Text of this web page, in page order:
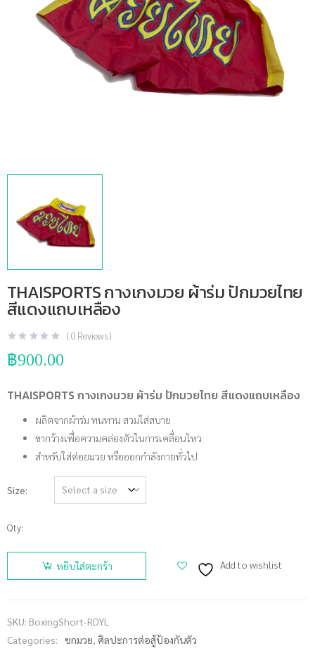
THAISPORTS กางเกงมวย ผ้าร่ม ปักมวยไทย
สีแดงแถบเหลือง
(0 Reviews )
฿900.00
THAISPORTS กางเกงมวย ผ้าร่ม ปักมวยไทย สีแดงแถบเหลือง
ผลิตจากผ้าร่ม ทนทาน สวมใส่สบาย
ขากว้างเพื่อความคล่องตัวในการเคลื่อนไหว
สำหรับใส่ต่อยมวย หรือออกกำลังกายทั่วไป
Size
Qty:
จำนวน
THAISPORTS
กางเกงมวย
แดงแถบ
เหลือง ชิ้น
หยิบใส่ตะกร้า Add to wishlist
SKU: BoxingShort-RDYL
Categories:
ชกมวย, ศิลปะการต่อสู้ป้องกันตัว